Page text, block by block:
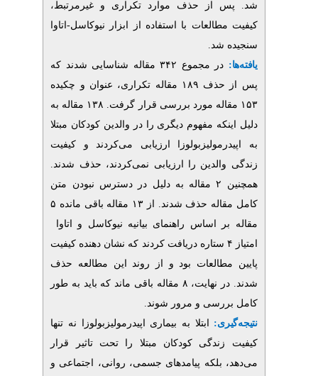
حذف موارد تکراری و غیرمرتبط،
با استفاده از ابزار نیوکاسل-اتاوا
۳۴۲ مقاله شناسایی شدند که
مورد بررسی قرار گرفت.۱۳۸ مقاله به
مفهوم دیگری را در والدین کودکان مبتلا
ارزیابی می‌کردند و کیفیت
را ارزیابی نمی‌کردند، حذف شدند.
مقاله به دلیل در دسترس نبودن متن
حذف شدند. از ۱۳ مقاله باقی مانده ۵
اساس راهنمای بیانیه نیوکاسل و اتاوا
ستاره دریافت کردند که نشان دهنده کیفیت
بود و از روند این مطالعه حذف
مقاله باقی ماند که باید به طور
و مرور شوند.
ابتلا به بیماری اپیدرمولیزبولوزا نه تنها
کودکان مبتلا را تحت تاثیر قرار
بلکه پیامدهای جسمی، روانی، اجتماعی و